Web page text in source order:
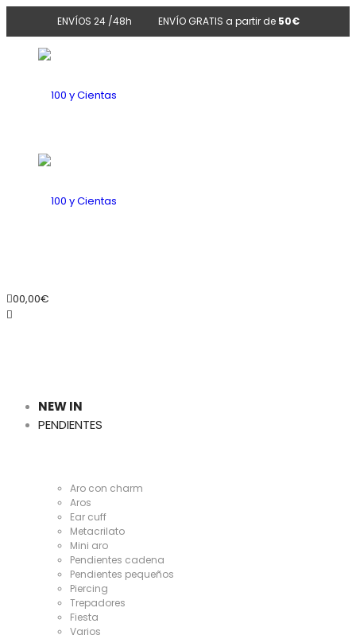
ENVÍOS 24 /48h ENVÍO GRATIS a partir de 50€
100
Cientas
00,00€
NEW IN
PENDIENTES
Aro con charm
Aros
Ear cuff
Metacrilato
Mini aro
Pendientes cadena
Pendientes pequeños
Piercing
Trepadores
Fiesta
Varios